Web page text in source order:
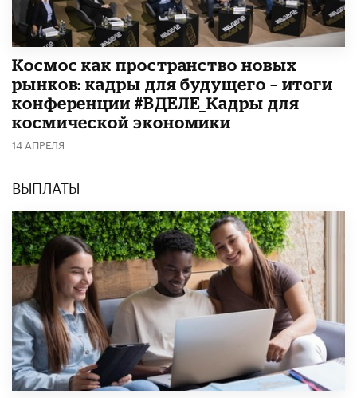
Космос как пространство новых
рынков: кадры для будущего – итоги
конференции #ВДЕЛЕ_Кадры для
космической экономики
14 АПРЕЛЯ
ВЫПЛАТЫ